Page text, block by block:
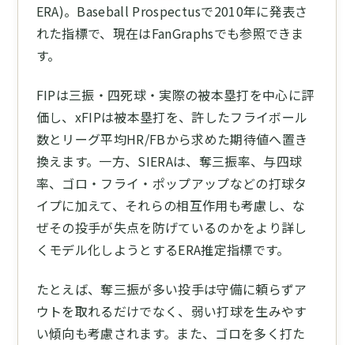
ERA)。Baseball Prospectusで2010年に発表さ
れた指標で、現在はFanGraphsでも参照できま
す。
FIPは三振・四死球・実際の被本塁打を中心に評
価し、xFIPは被本塁打を、許したフライボール
数とリーグ平均HR/FBから求めた期待値へ置き
換えます。一方、SIERAは、奪三振率、与四球
率、ゴロ・フライ・ポップアップなどの打球タ
イプに加えて、それらの相互作用も考慮し、な
ぜその投手が失点を防げているのかをより詳し
くモデル化しようとするERA推定指標です。
たとえば、奪三振が多い投手は守備に頼らずア
ウトを取れるだけでなく、弱い打球を生みやす
い傾向も考慮されます。また、ゴロを多く打た